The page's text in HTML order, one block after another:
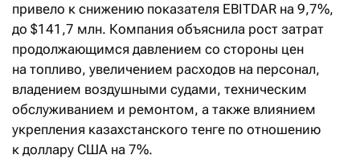
привело к снижению показателя EBITDAR на 9,7%,
до $141,7 млн. Компания объяснила рост затрат
продолжающимся давлением со стороны цен
на топливо, увеличением расходов на персонал,
владением воздушными судами, техническим
обслуживанием и ремонтом, а также влиянием
укрепления казахстанского тенге по отношению
к доллару США на 7%.